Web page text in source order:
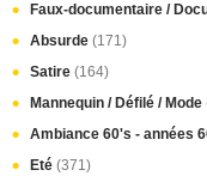
Faux-documentaire /
Absurde (171)
Satire (164)
Mannequin / Défilé / Mode
Ambiance 60's - années
Eté (371)